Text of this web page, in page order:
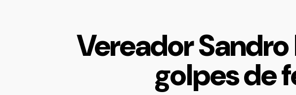
Vereador
golpes de